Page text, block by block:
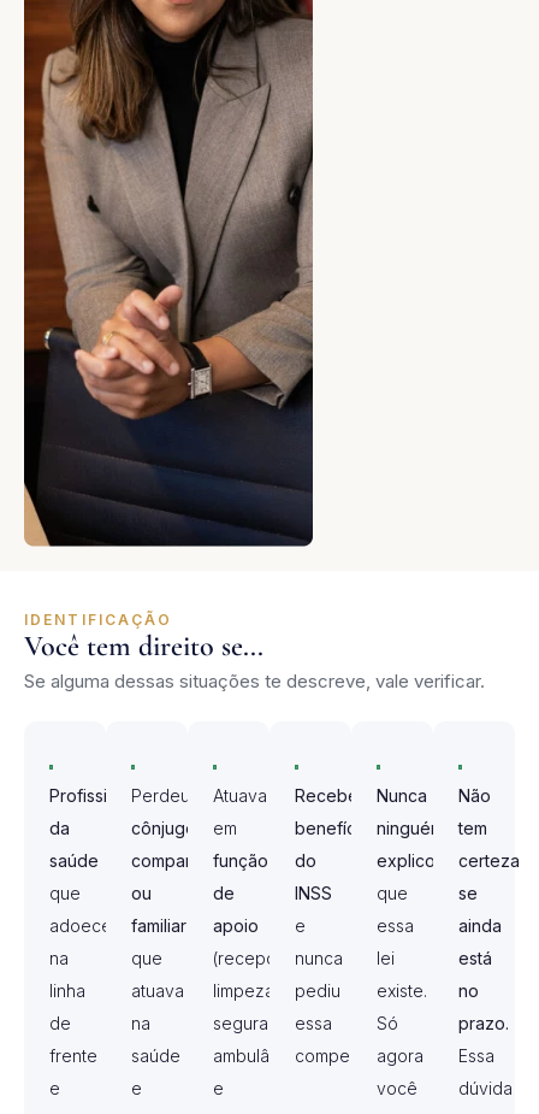
IDENTIFICAÇÃO
Você tem direito se...
Se alguma dessas situações te descreve, vale verificar.
Profissional
da
saúde
que
adoeceu
na
linha
de
frente
e
Perdeu
cônjuge,
companheiro
ou
familiar
que
atuava
na
saúde
e
Atuava
em
função
de
apoio
(recepção,
limpeza,
segurança,
ambulância)
e
Recebe
benefício
do
INSS
e
nunca
pediu
essa
compensação.
Nunca
ninguém
explicou
que
essa
lei
existe.
Só
agora
você
Não
tem
certeza
se
ainda
está
no
prazo.
Essa
dúvida